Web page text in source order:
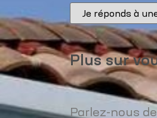
Plus sur
Parlez-nous